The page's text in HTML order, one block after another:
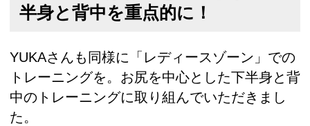
半身と背中を重点的に！
YUKAさんも同様に「レディースゾーン」での
トレーニングを。お尻を中心とした下半身と背
中のトレーニングに取り組んでいただきまし
た。